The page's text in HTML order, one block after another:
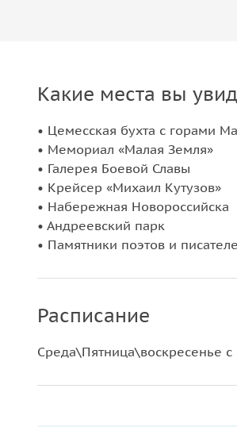
Какие места вы
• Цемесская бухта с горами
• Мемориал «Малая Земля»
• Галерея Боевой Славы
• Крейсер «Михаил Кутузов»
• Набережная Новороссийска
• Андреевский парк
• Памятники поэтов и
Расписание
Среда\Пятница\воскресенье с